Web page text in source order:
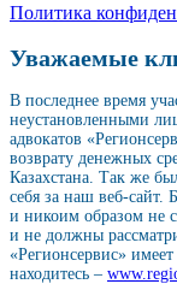
Политика
Уважаемые
В последнее время
неустановленными
адвокатов
возврату денежных
Казахстана. Так же
себя за наш веб-сайт.
и никоим образом не
и не должны
«Регионсервис»
находитесь –